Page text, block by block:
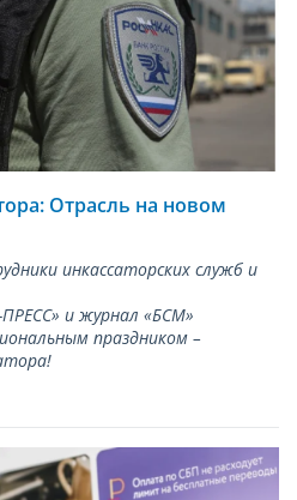
Отрасль на новом
инкассаторских служб и
и журнал «БСМ»
праздником –